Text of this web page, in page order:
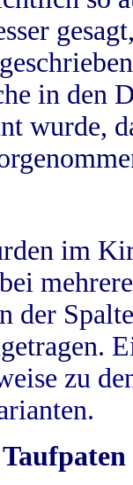
in
wurde,
im
der
zu